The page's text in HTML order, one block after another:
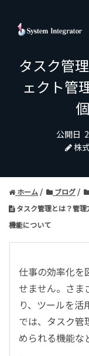
タスク管
ェクト管
公開日
株
ホーム ブログ
タスク管理とは？管理
機能について
仕事の効率化を
せません。さま
り、ツールを活
では、タスク管
められる機能な